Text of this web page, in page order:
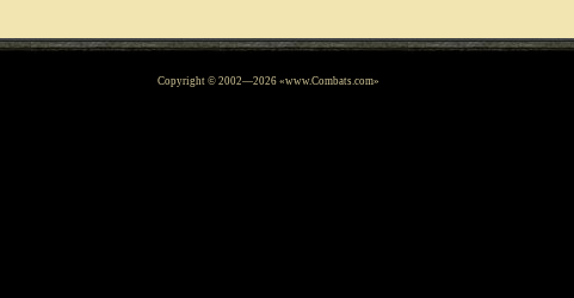
Copyright © 2002—2026«www.Combats.com»